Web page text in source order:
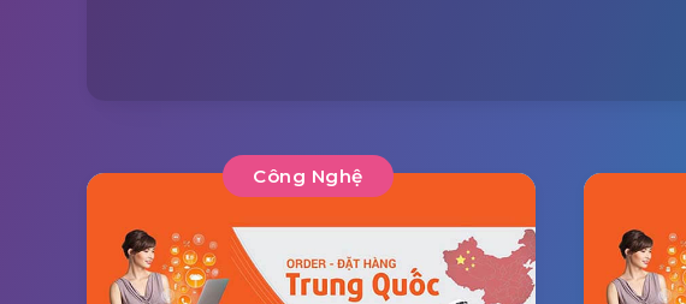
Công Nghệ